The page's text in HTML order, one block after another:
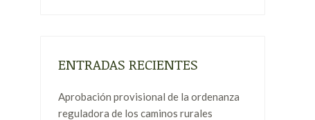
ENTRADAS RECIENTES
Aprobación provisional de la ordenanza
reguladora de los caminos rurales